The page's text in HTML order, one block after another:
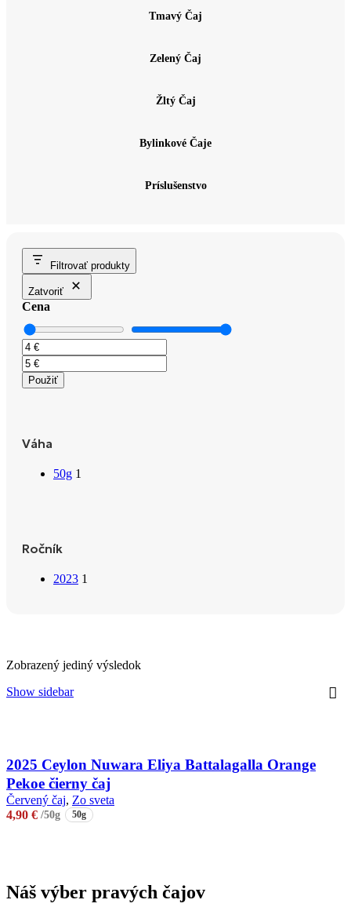
Tmavý Čaj
Zelený Čaj
Žltý Čaj
Bylinkové Čaje
Príslušenstvo
Filtrovať produkty
Zatvoriť
Cena
Použiť
Váha
50g 1
Ročník
2023 1
Zobrazený jediný výsledok
Show sidebar
2025 Ceylon Nuwara Eliya Battalagalla Orange
Pekoe čierny čaj
Červený čaj, Zo sveta
4,90 € /50g 50g
Náš výber pravých čajov